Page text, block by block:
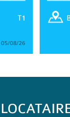
T1
08/26